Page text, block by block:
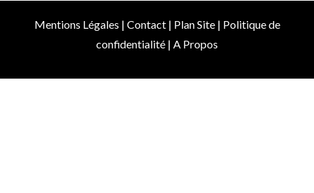
Mentions Légales | Contact| Plan Site| Politique de
confidentialité | A Propos